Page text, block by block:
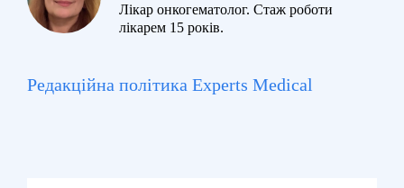
Лікар онкогематолог. Стаж роботи
лікарем 15 років.
Редакційна політика Experts Medical